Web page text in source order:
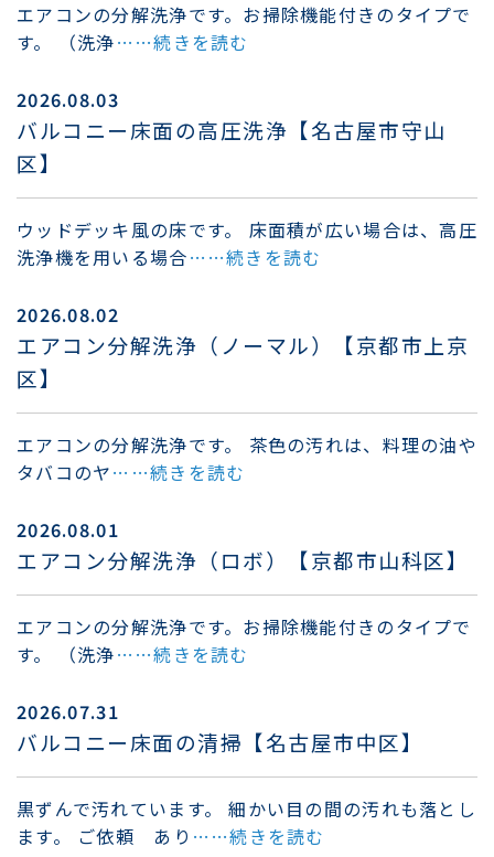
エアコンの分解洗浄です。お掃除機能付きのタイプで
す。 （洗浄……続きを読む
2026.08.03
バルコニー床面の高圧洗浄【名古屋市守山
区】
ウッドデッキ風の床です。 床面積が広い場合は、高圧
洗浄機を用いる場合……続きを読む
2026.08.02
エアコン分解洗浄（ノーマル）【京都市上京
区】
エアコンの分解洗浄です。 茶色の汚れは、料理の油や
タバコのヤ……続きを読む
2026.08.01
エアコン分解洗浄（ロボ）【京都市山科区】
エアコンの分解洗浄です。お掃除機能付きのタイプで
す。 （洗浄……続きを読む
2026.07.31
バルコニー床面の清掃【名古屋市中区】
黒ずんで汚れています。 細かい目の間の汚れも落とし
ます。 ご依頼 あり ……続きを読む